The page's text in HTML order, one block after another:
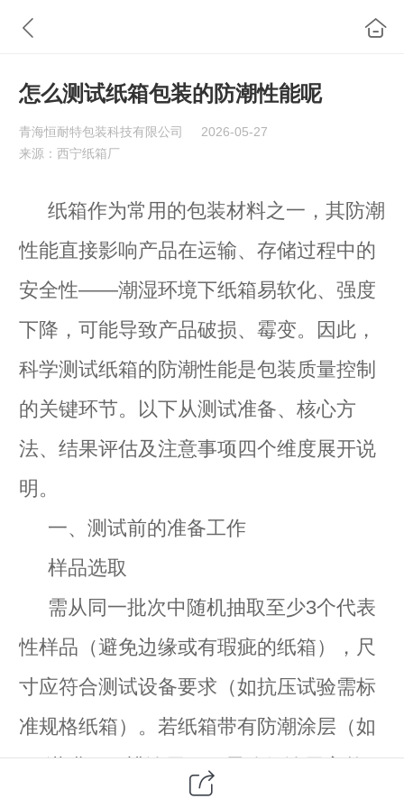
怎么测试纸箱包装的防潮性能呢
青海恒耐特包装科技有限公司
2026-05-27
来源：西宁纸箱厂
纸箱作为常用的包装材料之一，其防潮
性能直接影响产品在运输、存储过程中的
安全性——潮湿环境下纸箱易软化、强度
下降，可能导致产品破损、霉变。因此，
科学测试纸箱的防潮性能是包装质量控制
的关键环节。以下从测试准备、核心方
法、结果评估及注意事项四个维度展开说
明。
一、测试前的准备工作
样品选取
需从同一批次中随机抽取至少3个代表
性样品（避免边缘或有瑕疵的纸箱），尺
寸应符合测试设备要求（如抗压试验需标
准规格纸箱）。若纸箱带有防潮涂层（如
PE淋膜、石蜡涂层），需确保涂层完整无